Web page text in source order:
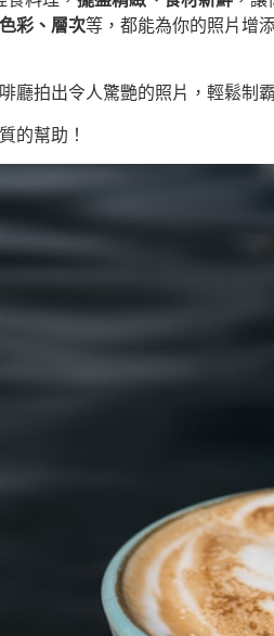
彩、層次等，都能為你的照片增
廳拍出令人驚艷的照片，輕鬆制
的幫助！